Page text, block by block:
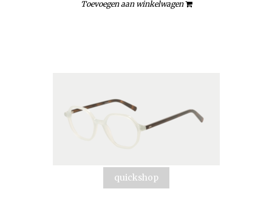
Toevoegen aan winkelwagen
quickshop